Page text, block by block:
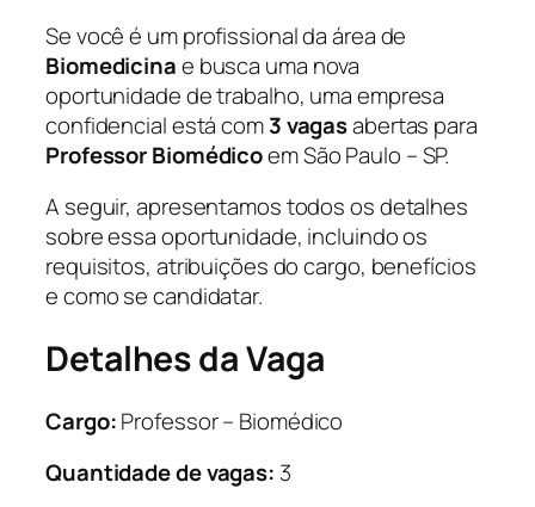
Se você é um profissional da área de
Biomedicinae busca uma nova
oportunidade de trabalho, uma empresa
confidencial está com3 vagasabertas para
Professor Biomédicoem São Paulo – SP.
A seguir, apresentamos todos os detalhes
sobre essa oportunidade, incluindo os
requisitos, atribuições do cargo, benefícios
e como se candidatar.
Detalhes da Vaga
Cargo:Professor – Biomédico
Quantidade de vagas: 3